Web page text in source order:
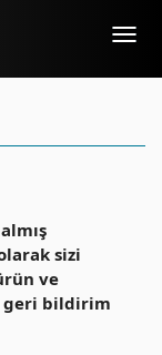
sizi
ve
geri bildirim